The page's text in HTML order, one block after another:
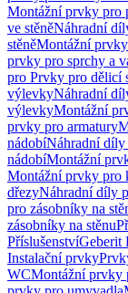
Montážní prvky pro
ve stěněNáhradní
stěněMontážní
prvky pro sprchy a
pro Prvky pro dělicí
výlevkyNáhradní
výlevkyMontážní
prvky pro armatury
nádobíNáhradní
nádobíMontážní
Montážní prvky pro
dřezyNáhradní díly
pro zásobníky na
zásobníky na stěnu
PříslušenstvíGeberit
Instalační prvky
WCMontážní prvky